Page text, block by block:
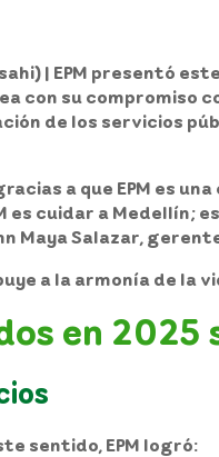
| EPM presentó
con su
de los servicios
a que EPM es
cuidar a Medellín;
Maya Salazar,
a la armonía de la
en 2025
sentido, EPM logró: